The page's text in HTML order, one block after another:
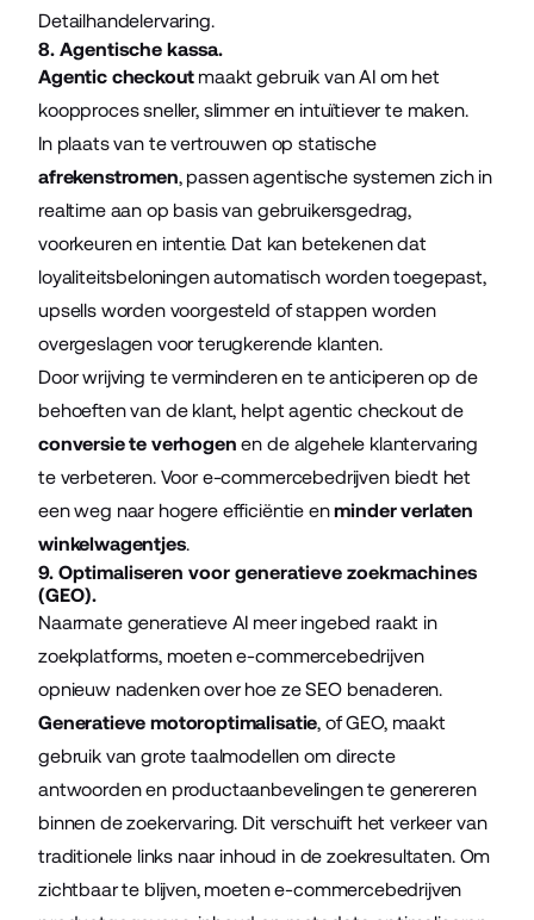
Detailhandelervaring.
8. Agentische kassa.
Agentic checkoutmaakt gebruik van AI om het
koopproces sneller, slimmer en intuïtiever te maken.
In plaats van te vertrouwen op statische
afrekenstromen, passen agentische systemen zich in
realtime aan op basis van gebruikersgedrag,
voorkeuren en intentie. Dat kan betekenen dat
loyaliteitsbeloningen automatisch worden toegepast,
upsells worden voorgesteld of stappen worden
overgeslagen voor terugkerende klanten.
Door wrijving te verminderen en te anticiperen op de
behoeften van de klant, helpt agentic checkout de
conversie te verhogen en de algehele klantervaring
te verbeteren. Voor e-commercebedrijven biedt het
een weg naar hogere efficiëntie enminder verlaten
winkelwagentjes.
9. Optimaliseren voor generatieve zoekmachines
(GEO).
Naarmate generatieve AI meer ingebed raakt in
zoekplatforms, moeten e-commercebedrijven
opnieuw nadenken over hoe ze SEO benaderen.
Generatieve motoroptimalisatie, of GEO, maakt
gebruik van grote taalmodellen om directe
antwoorden en productaanbevelingen te genereren
binnen de zoekervaring. Dit verschuift het verkeer van
traditionele links naar inhoud in de zoekresultaten. Om
zichtbaar te blijven, moeten e-commercebedrijven